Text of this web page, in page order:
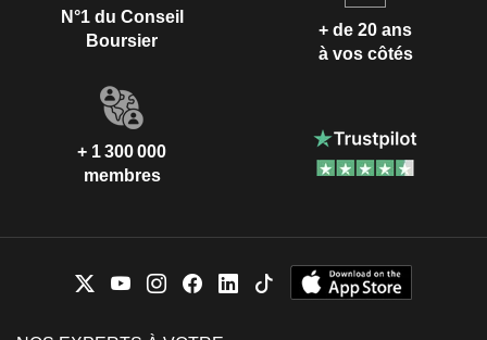
N°1 du Conseil
Boursier
+ de 20 ans
à vos côtés
+ 1 300 000
membres